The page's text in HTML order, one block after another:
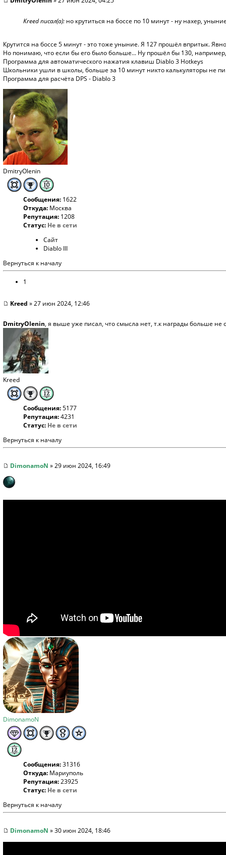
Kreed писал(а): но крутиться на боссе по 10 минут - ну нахер,
Крутится на боссе 5 минут - это тоже уныние. Я 127 прошёл впритык.
Но понимаю, что если бы его было больше... Ну прошёл бы 130, например,
Программа для автоматического нажатия клавиш Diablo 3 Hotkeys
Школьники ушли в школы, больше за 10 минут никто калькуляторы не
Программа для расчёта DPS - Diablo 3
DmitryOlenin
Сообщения: 1622
Откуда: Москва
Репутация: 1208
Статус: Не в сети
Сайт
Diablo III
Вернуться к началу
1
Kreed » 27 июн 2024, 12:46
DmitryOlenin, я выше уже писал, что смысла нет, т.к награды больше не
Kreed
Сообщения:5177
Репутация:4231
Статус: Не в сети
Вернуться к началу
DimonamoN » 29 июн 2024, 16:49
DimonamoN
Сообщения:31316
Откуда: Мариуполь
Репутация:23925
Статус: Не в сети
Вернуться к началу
DimonamoN » 30 июн 2024, 18:46